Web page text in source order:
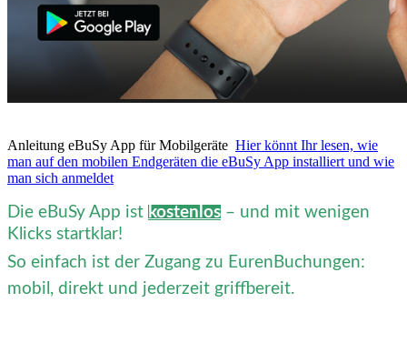
Anleitung eBuSy App für Mobilgeräte Hier könnt Ihr lesen, wie
man auf den mobilen Endgeräten die eBuSy App installiert und wie
man sich anmeldet
Die eBuSy App ist kostenlos – und mit wenigen
Klicks startklar!
So einfach ist der Zugang zu EurenBuchungen:
mobil, direkt und jederzeit griffbereit.